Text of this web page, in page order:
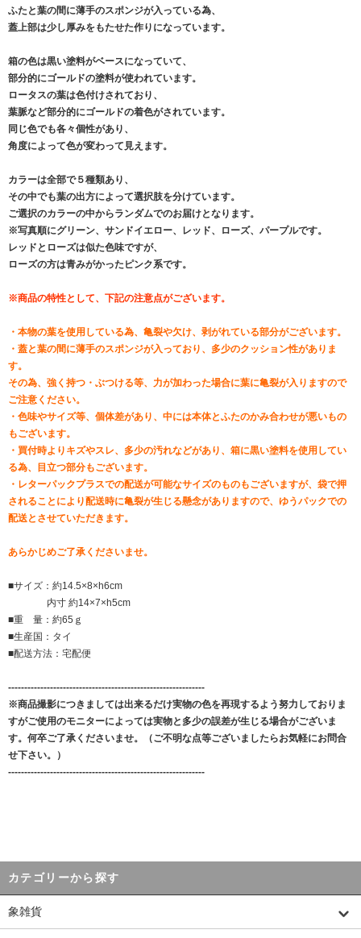
ふたと葉の間に薄手のスポンジが入っている為、
蓋上部は少し厚みをもたせた作りになっています。
箱の色は黒い塗料がベースになっていて、
部分的にゴールドの塗料が使われています。
ロータスの葉は色付けされており、
葉脈など部分的にゴールドの着色がされています。
同じ色でも各々個性があり、
角度によって色が変わって見えます。
カラーは全部で５種類あり、
その中でも葉の出方によって選択肢を分けています。
ご選択のカラーの中からランダムでのお届けとなります。
※写真順にグリーン、サンドイエロー、レッド、ローズ、パープルです。
レッドとローズは似た色味ですが、
ローズの方は青みがかったピンク系です。
※商品の特性として、下記の注意点がございます。
・本物の葉を使用している為、亀裂や欠け、剥がれている部分がございます。
・蓋と葉の間に薄手のスポンジが入っており、多少のクッション性がありま
す。
その為、強く持つ・ぶつける等、力が加わった場合に葉に亀裂が入りますので
ご注意ください。
・色味やサイズ等、個体差があり、中には本体とふたのかみ合わせが悪いもの
もございます。
・買付時よりキズやスレ、多少の汚れなどがあり、箱に黒い塗料を使用してい
る為、目立つ部分もございます。
・レターパックプラスでの配送が可能なサイズのものもございますが、袋で押
されることにより配送時に亀裂が生じる懸念がありますので、ゆうパックでの
配送とさせていただきます。
あらかじめご了承くださいませ。
■サイズ：約14.5×8×h6cm
内寸 約14×7×h5cm
■重 量：約65ｇ
■生産国：タイ
■配送方法：宅配便
-------------------------------------------------------------
※商品撮影につきましては出来るだけ実物の色を再現するよう努力しておりま
すがご使用のモニターによっては実物と多少の誤差が生じる場合がございま
す。何卒ご了承くださいませ。（ご不明な点等ございましたらお気軽にお問合
せ下さい。）
-------------------------------------------------------------
カテゴリーから探す
象雑貨